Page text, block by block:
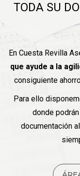
TODA SU
En Cuesta Revilla
que ayude a la
consiguiente
Para ello
donde
documentación